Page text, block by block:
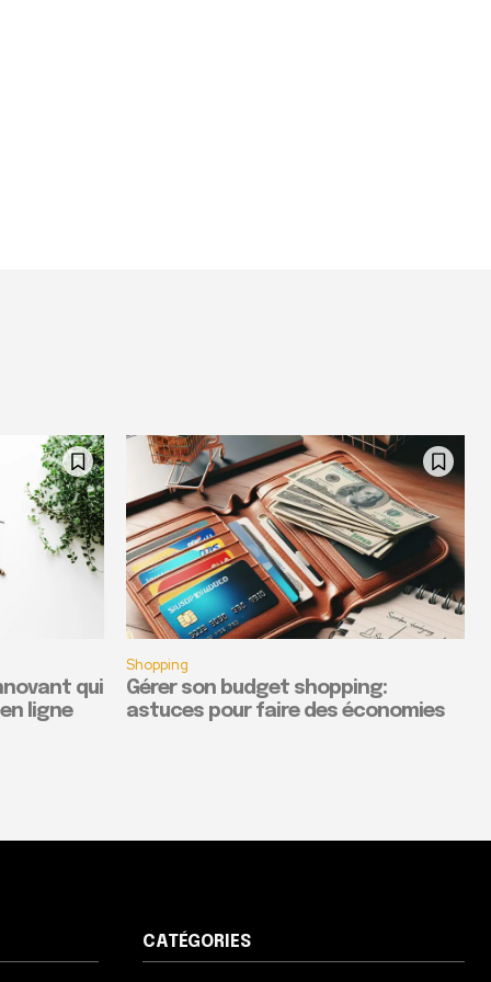
qui
ligne
Shopping
Gérer son budget shopping:
astuces pour faire des économies
CATÉGORIES